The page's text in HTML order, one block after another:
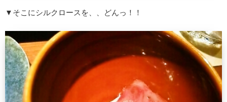
▼そこにシルクロースを、、どんっ！！